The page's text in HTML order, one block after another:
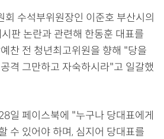
회 수석부위원장인 이준호 부산시의
판 논란과 관련해 한동훈 대표를
찬 전 청년최고위원을 향해 "당을
격 그만하고 자숙하시라"고 일갈했
일 페이스북에 "누구나 당대표에게
수 있어야 하며, 심지어 당대표를